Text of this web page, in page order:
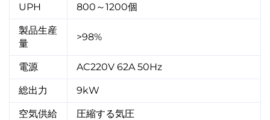
UPH 800～1200個
製品生産
量
>98%
電源 AC220V 62A 50Hz
総出力 9kW
空気供給 圧縮する気圧